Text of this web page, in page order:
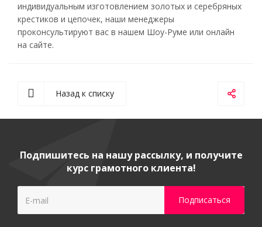
индивидуальным изготовлением золотых и серебряных
крестиков и цепочек, наши менеджеры
проконсультируют вас в нашем Шоу-Руме или онлайн
на сайте.
Назад к списку
Подпишитесь на нашу рассылку, и получите
курс грамотного клиента!